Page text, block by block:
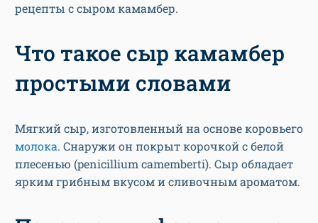
рецепты с сыром камамбер.
Что такое сыр камамбер
простыми словами
Мягкий сыр, изготовленный на основе коровьего
молока. Снаружи он покрыт корочкой с белой
плесенью (penicillium camemberti). Сыр обладает
ярким грибным вкусом и сливочным ароматом.